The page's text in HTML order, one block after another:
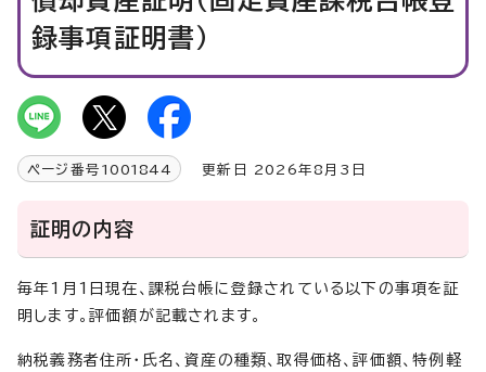
録事項証明書）
ページ番号 1001844 更新日 2026年8月3日
証明の内容
毎年1月1日現在、課税台帳に登録されている以下の事項を証
明します。評価額が記載されます。
納税義務者住所・氏名、資産の種類、取得価格、評価額、特例軽